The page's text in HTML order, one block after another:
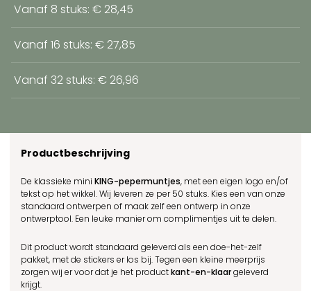
Vanaf 8 stuks: € 28,45
Vanaf 16 stuks: € 27,85
Vanaf 32 stuks: € 26,96
Productbeschrijving
De klassieke miniKING-pepermuntjes, met een eigen logo en/of
tekst op het wikkel. Wij leveren ze per 50 stuks. Kies een van onze
standaard ontwerpen of maak zelf een ontwerp in onze
ontwerptool. Een leuke manier om complimentjes uit te delen.
Dit product wordt standaard geleverd als een doe-het-zelf
pakket, met de stickers er los bij. Tegen een kleine meerprijs
zorgen wij er voor dat je het productkant-en-klaargeleverd
krijgt.